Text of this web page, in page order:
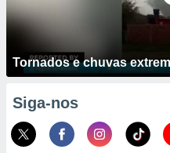
Tornados e chuvas
Siga-nos